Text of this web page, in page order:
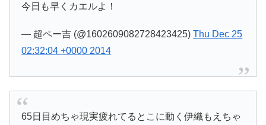
今日も早くカエルよ！
— 超ペー吉 (@1602609082728423425)Thu Dec 25
02:32:04 +0000 2014
65日目めちゃ現実疲れてるとこに動く伊織もえちゃ